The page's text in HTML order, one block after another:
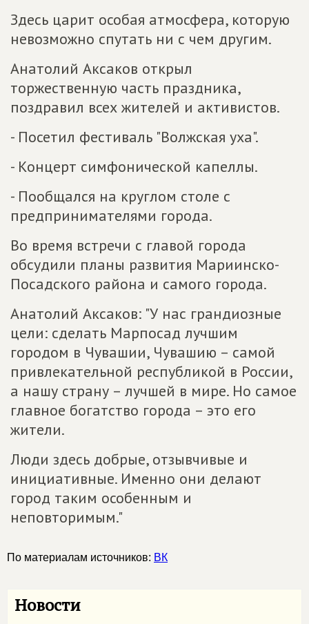
Здесь царит особая атмосфера, которую
невозможно спутать ни с чем другим.
Анатолий Аксаков открыл
торжественную часть праздника,
поздравил всех жителей и активистов.
- Посетил фестиваль "Волжская уха".
- Концерт симфонической капеллы.
- Пообщался на круглом столе с
предпринимателями города.
Во время встречи с главой города
обсудили планы развития Мариинско-
Посадского района и самого города.
Анатолий Аксаков: "У нас грандиозные
цели: сделать Марпосад лучшим
городом в Чувашии, Чувашию – самой
привлекательной республикой в России,
а нашу страну – лучшей в мире. Но самое
главное богатство города – это его
жители.
Люди здесь добрые, отзывчивые и
инициативные. Именно они делают
город таким особенным и
неповторимым."
По материалам источников: ВК
Новости